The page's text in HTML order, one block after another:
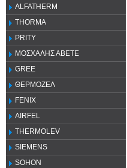
ALFATHERM
THORMA
PRITY
ΜΟΣΧΑΛΗΣ ΑΒΕΤΕ
GREE
ΘΕΡΜΟΖΕΛ
FENIX
AIRFEL
THERMOLEV
SIEMENS
SOHON